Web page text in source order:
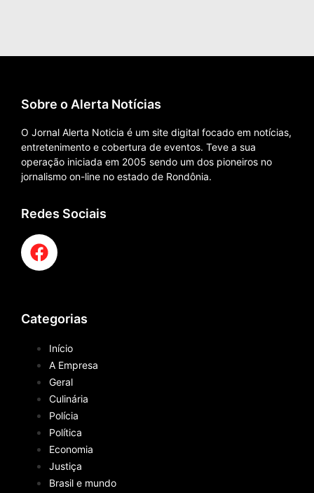
Sobre o Alerta Notícias
O Jornal Alerta Noticia é um site digital focado em notícias,
entretenimento e cobertura de eventos. Teve a sua
operação iniciada em 2005 sendo um dos pioneiros no
jornalismo on-line no estado de Rondônia.
Redes Sociais
Categorias
Início
A Empresa
Geral
Culinária
Polícia
Política
Economia
Justiça
Brasil e mundo